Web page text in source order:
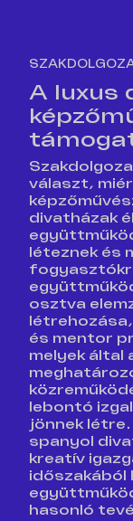
A luxus
választ,
divatházak
léteznek és
osztva
és mentor
melyek által
lebontó
jönnek
spanyol
kreatív
időszakából
hasonló